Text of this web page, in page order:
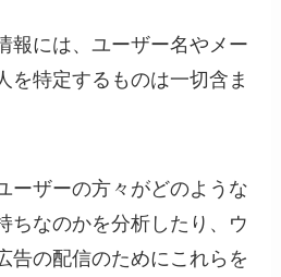
報には、ユーザー名やメー
を特定するものは一切含ま
ーザーの方々がどのような
ちなのかを分析したり、ウ
告の配信のためにこれらを